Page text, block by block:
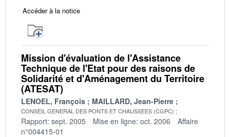
Accéder à la notice
Mission d'évaluation de l'Assistance
Technique de l'Etat pour des raisons de
Solidarité et d'Aménagement du Territoire
(ATESAT)
LENOEL, François MAILLARD, Jean-Pierre
CONSEIL GENERAL DES PONTS ET CHAUSSEES (CGPC)
Rapport: sept. 2005 Mise en ligne: oct. 2006
Affaire
n°004415-01